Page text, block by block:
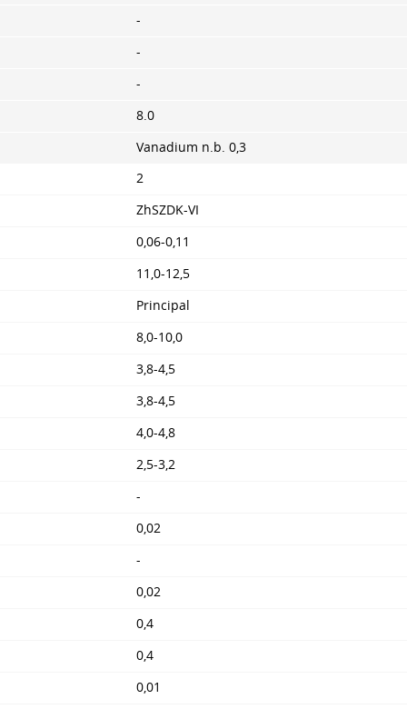
-
-
-
8.0
Vanadium n.b. 0,3
2
ZhSZDK-VI
0,06-0,11
11,0-12,5
Principal
8,0-10,0
3,8-4,5
3,8-4,5
4,0-4,8
2,5-3,2
-
0,02
-
0,02
0,4
0,4
0,01